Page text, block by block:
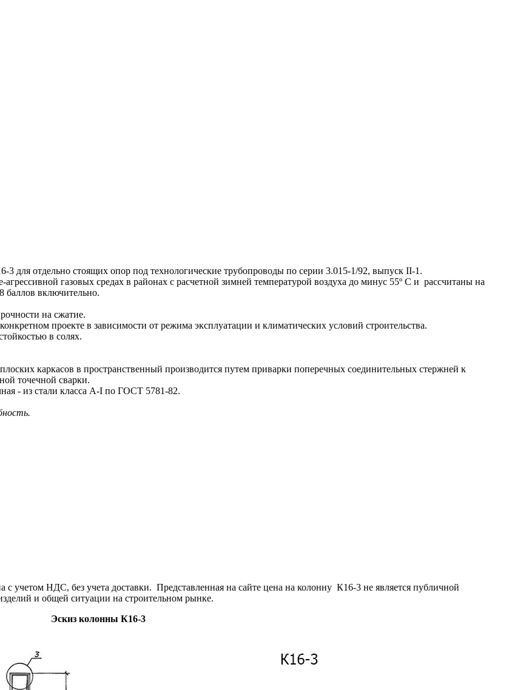
отдельно стоящих опор под технологические трубопроводы по серии 3.015-1/92, выпуск II-1.
газовых средах в районах с расчетной зимней температурой воздуха до минус 55º С и рассчитаны на
баллов включительно.
на сжатие.
проекте в зависимости от режима эксплуатации и климатических условий строительства.
в солях.
каркасов в пространственный производится путем приварки поперечных соединительных стержней к
точечной сварки.
- из стали класса А-I по ГОСТ 5781-82.
НДС, без учета доставки. Представленная на сайте цена на колонну К16-3 не является публичной
и общей ситуации на строительном рынке.
Эскиз колонны К16-3